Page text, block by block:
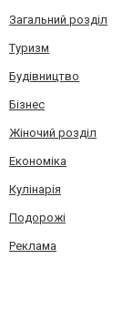
Загальний розділ
Туризм
Будівництво
Бізнес
Жіночий розділ
Економіка
Кулінарія
Подорожі
Реклама